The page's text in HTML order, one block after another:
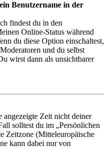
Benutzername in der
findest du in den
Online-Status während
du diese Option einschaltest,
und du selbst
wirst dann als unsichtbarer
Zeit nicht deiner
solltest du im „Persönlichen
Zeitzone (Mitteleuropäische
kann dabei nur von